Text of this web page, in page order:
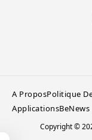
A ProposPolitique
Applications
Copyright ©